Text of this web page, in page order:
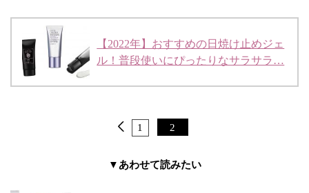
【2022年】おすすめの日焼け止めジェ
ル！普段使いにぴったりなサラサラ…
1 2
▼あわせて読みたい